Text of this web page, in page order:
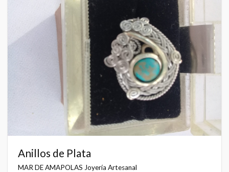
Anillos de Plata
MAR DE AMAPOLAS Joyería Artesanal